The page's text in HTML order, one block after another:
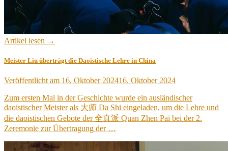
Artikel lesen →
Meister Liu überträgt die Daoistische Lehre in China
Veröffentlicht am 16. Oktober 202416. Oktober 2024
Zum ersten Mal in der Geschichte wurde ein ausländischer
daoistischer Meister als 大师 Da Shi eingeladen, um die Lehre und
die daoistischen Gebote der 全真派 Quan Zhen Pai bei der 2.
Zeremonie zur Übertragung der …